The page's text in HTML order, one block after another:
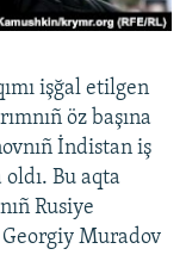
işğal etilgen
öz başına
İndistan iş
Bu aqta
Rusiye
Muradov